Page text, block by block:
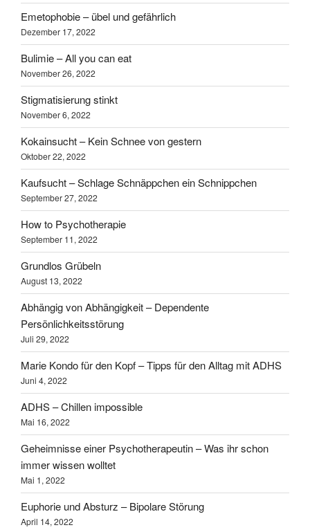
Emetophobie – übel und gefährlich
Dezember 17, 2022
Bulimie – All you can eat
November 26, 2022
Stigmatisierung stinkt
November 6, 2022
Kokainsucht – Kein Schnee von gestern
Oktober 22, 2022
Kaufsucht – Schlage Schnäppchen ein Schnippchen
September 27, 2022
How to Psychotherapie
September 11, 2022
Grundlos Grübeln
August 13, 2022
Abhängig von Abhängigkeit – Dependente
Persönlichkeitsstörung
Juli 29, 2022
Marie Kondo für den Kopf – Tipps für den Alltag mit ADHS
Juni 4, 2022
ADHS – Chillen impossible
Mai 16, 2022
Geheimnisse einer Psychotherapeutin – Was ihr schon
immer wissen wolltet
Mai 1, 2022
Euphorie und Absturz – Bipolare Störung
April 14, 2022